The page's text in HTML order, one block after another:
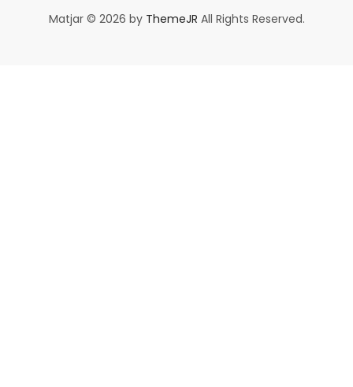
Matjar © 2026 by ThemeJR All Rights Reserved.